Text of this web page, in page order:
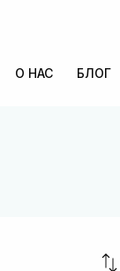
О НАС БЛОГ